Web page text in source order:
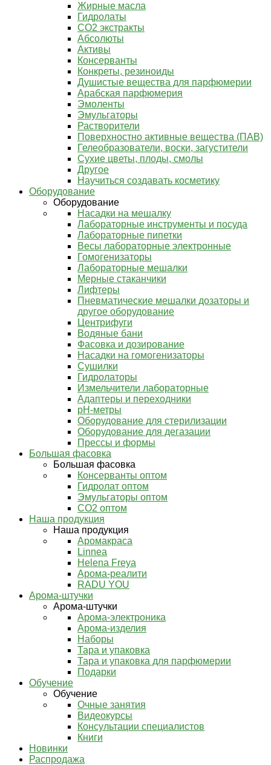
Жирные масла
Гидролаты
СО2 экстракты
Абсолюты
Активы
Консерванты
Конкреты, резиноиды
Душистые вещества для парфюмерии
Арабская парфюмерия
Эмоленты
Эмульгаторы
Растворители
Поверхностно активные вещества (ПАВ)
Гелеобразователи, воски, загустители
Сухие цветы, плоды, смолы
Другое
Научиться создавать косметику
Оборудование
Оборудование
Насадки на мешалку
Лабораторные инструменты и посуда
Лабораторные пипетки
Весы лабораторные электронные
Гомогенизаторы
Лабораторные мешалки
Мерные стаканчики
Лифтеры
Пневматические мешалки дозаторы и
другое оборудование
Центрифуги
Водяные бани
Фасовка и дозирование
Насадки на гомогенизаторы
Сушилки
Гидролаторы
Измельчители лабораторные
Адаптеры и переходники
pH-метры
Оборудование для стерилизации
Оборудование для дегазации
Прессы и формы
Большая фасовка
Большая фасовка
Консерванты оптом
Гидролат оптом
Эмульгаторы оптом
СО2 оптом
Наша продукция
Наша продукция
Аромакраса
Linnea
Helena Freya
Арома-реалити
RADU YOU
Арома-штучки
Арома-штучки
Арома-электроника
Арома-изделия
Наборы
Тара и упаковка
Тара и упаковка для парфюмерии
Подарки
Обучение
Обучение
Очные занятия
Видеокурсы
Консультации специалистов
Книги
Новинки
Распродажа